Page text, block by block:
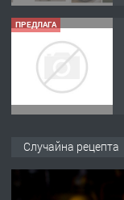
ПРЕДЛАГА
Случайна рецепта